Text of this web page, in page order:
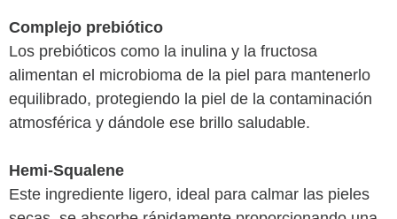
Complejo prebiótico
Los prebióticos como la inulina y la fructosa
alimentan el microbioma de la piel para mantenerlo
equilibrado, protegiendo la piel de la contaminación
atmosférica y dándole ese brillo saludable.
Hemi-Squalene
Este ingrediente ligero, ideal para calmar las pieles